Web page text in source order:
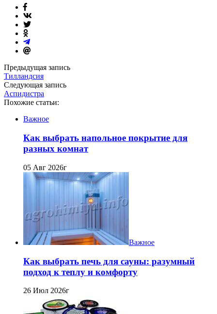
Предыдущая запись
Тилландсия
Следующая запись
Аспидистра
Похожие статьи:
Важное
Как выбрать напольное покрытие для
разных комнат
05 Авг 2026г
Важное
Как выбрать печь для сауны: разумный
подход к теплу и комфорту
26 Июл 2026г